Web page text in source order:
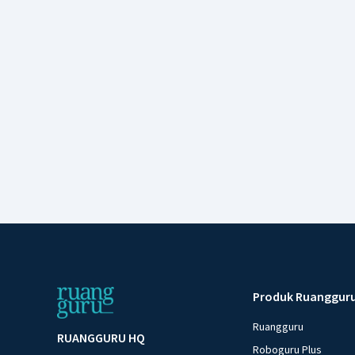
RUANGGURU HQ
Produk
Ruangguru
Roboguru Plus